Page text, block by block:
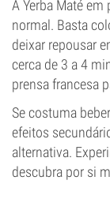
A Yerba Maté
normal. Basta
deixar repousar
cerca de 3 a 4
prensa francesa
Se costuma
efeitos
alternativa.
descubra por si